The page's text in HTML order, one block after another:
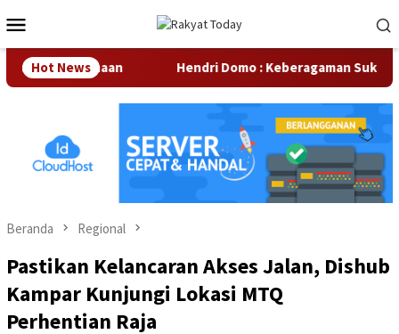
ke
kontenMobile
Hot News
Perusahaan Hendri Domo : Keberagaman Suku dan
Beranda Regional
Pastikan Kelancaran Akses Jalan, Dishub
Kampar Kunjungi Lokasi MTQ
Perhentian Raja